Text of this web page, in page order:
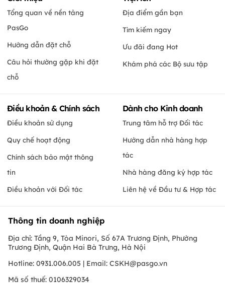
Tổng quan về nền tảng
PasGo
Hướng dẫn đặt chỗ
Câu hỏi thường gặp khi đặt
chỗ
Địa điểm gần bạn
Tìm kiếm ngay
Ưu đãi đang Hot
Khám phá các Bộ sưu tập
Điều khoản & Chính sách
Điều khoản sử dụng
Quy chế hoạt động
Chính sách bảo mật thông
tin
Điều khoản với Đối tác
Dành cho Kinh doanh
Trung tâm hỗ trợ Đối tác
Hướng dẫn nhà hàng hợp
tác
Nhà hàng đăng ký hợp tác
Liên hệ về Đầu tư & Hợp tác
Thông tin doanh nghiệp
Địa chỉ: Tầng 9, Tòa Minori, Số 67A Trương Định, Phường
Trương Định, Quận Hai Bà Trưng, Hà Nội
Hotline: 0931.006.005 | Email: CSKH@pasgo.vn
Mã số thuế: 0106329034